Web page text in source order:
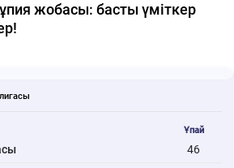
жобасы: басты үміткер
Ұпай
46